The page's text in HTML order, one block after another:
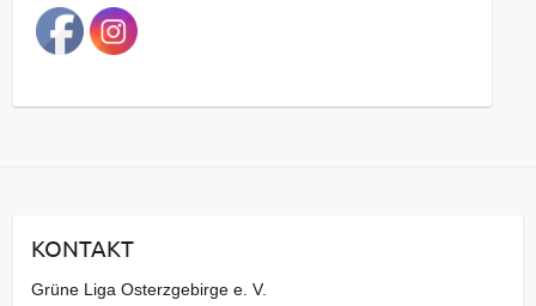
a
g
a
v
KONTAKT
Grüne Liga Osterzgebirge e. V.